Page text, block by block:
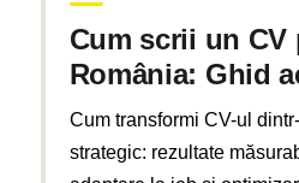
Cum scrii un CV
România: Ghid
Cum transformi CV-ul
strategic: rezultate